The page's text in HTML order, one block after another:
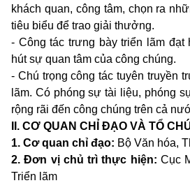
khách quan, công tâm, chọn ra
tiêu biểu để trao giải thưởng.
- Công tác trưng bày triển lãm đạt
hút sự quan tâm của công chúng.
- Chú trọng công tác tuyên truyền
lãm. Có phóng sự tài liệu, phóng
rộng rãi đến công chúng trên cả
II. CƠ QUAN CHỈ ĐẠO VÀ TỔ
1. Cơ quan chỉ đạo: Bộ Văn hóa,
2. Đơn vị chủ trì thực hiện: Cục
Triển lãm